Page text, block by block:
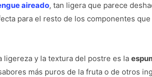
aireado, tan ligera que parece
para el resto de los componentes que
ligereza y la textura del postre es la
más puros de la fruta o de otros